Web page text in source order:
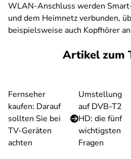
WLAN-Anschluss werden
und dem Heimnetz verbunden,
beispielsweise auch Kopfhörer
Artikel zum
Fernseher
kaufen: Darauf
sollten Sie bei
TV-Geräten
achten
Umstellung
auf DVB-T2
HD: die fünf
wichtigsten
Fragen